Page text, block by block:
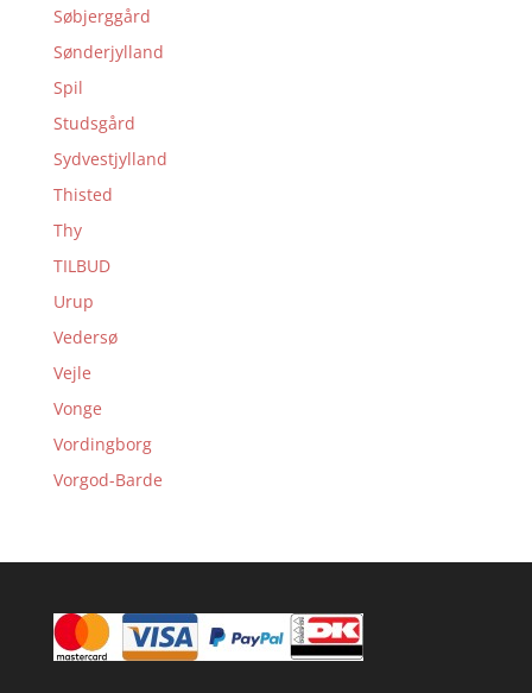
Søbjerggård
Sønderjylland
Spil
Studsgård
Sydvestjylland
Thisted
Thy
TILBUD
Urup
Vedersø
Vejle
Vonge
Vordingborg
Vorgod-Barde